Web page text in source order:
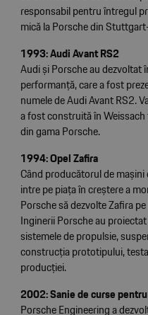
responsabil pentru întregul
mică la Porsche din
1993: Audi Avant RS2
Audi și Porsche au dezvoltat
performanță, care a fost
numele de Audi Avant RS2.
a fost construită în
din gama Porsche.
1994: Opel Zafira
Când producătorul de
intre pe piața în creștere a
Porsche să dezvolte Zafira
Inginerii Porsche au
sistemele de propulsie,
construcția prototipului,
producției.
2002: Sanie de curse
Porsche Engineering a